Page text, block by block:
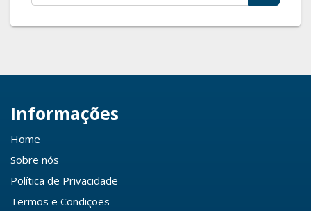
Informações
Home
Sobre nós
Política de Privacidade
Termos e Condições